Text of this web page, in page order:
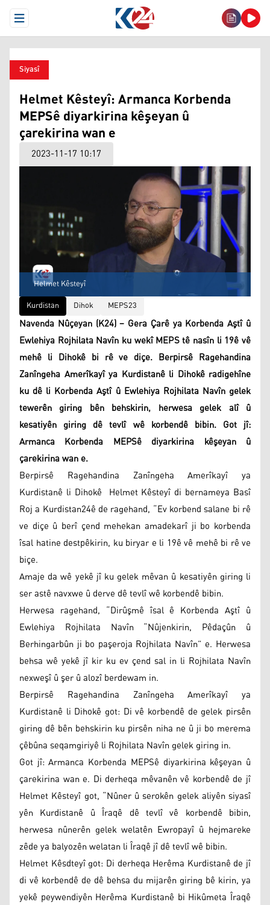
Open Menu
Siyasî
Helmet Kêsteyî: Armanca Korbenda
MEPSê diyarkirina kêşeyan û
çarekirina wan e
2023-11-17 10:17
Helmet Kêsteyî
Kurdistan
Dihok MEPS23
Navenda Nûçeyan (K24) – Gera Çarê ya Korbenda Aştî û
Ewlehiya Rojhilata Navîn ku wekî MEPS tê nasîn li 19ê vê
mehê li Dihokê bi rê ve diçe. Berpirsê Ragehandina
Zanîngeha Amerîkayî ya Kurdistanê li Dihokê radigehîne
ku dê li Korbenda Aştî û Ewlehiya Rojhilata Navîn gelek
tewerên giring bên behskirin, herwesa gelek alî û
kesatiyên giring dê tevlî wê korbendê bibin. Got jî:
Armanca Korbenda MEPSê diyarkirina kêşeyan û
çarekirina wan e.
Berpirsê Ragehandina Zanîngeha Amerîkayî ya
Kurdistanê li Dihokê Helmet Kêsteyî di bernameya Basî
Roj a Kurdistan24ê de ragehand, “Ev korbend salane bi rê
ve diçe û berî çend mehekan amadekarî ji bo korbenda
îsal hatine destpêkirin, ku biryar e li 19ê vê mehê bi rê ve
biçe.
Amaje da wê yekê jî ku gelek mêvan û kesatiyên giring li
ser astê navxwe û derve dê tevlî wê korbendê bibin.
Herwesa ragehand, “Dirûşmê îsal ê Korbenda Aştî û
Ewlehiya Rojhilata Navîn “Nûjenkirin, Pêdaçûn û
Berhingarbûn ji bo paşeroja Rojhilata Navîn” e. Herwesa
behsa wê yekê jî kir ku ev çend sal in li Rojhilata Navîn
nexweşî û şer û alozî berdewam in.
Berpirsê Ragehandina Zanîngeha Amerîkayî ya
Kurdistanê li Dihokê got: Di vê korbendê de gelek pirsên
giring dê bên behskirin ku pirsên niha ne û ji bo merema
çêbûna seqamgiriyê li Rojhilata Navîn gelek giring in.
Got jî: Armanca Korbenda MEPSê diyarkirina kêşeyan û
çarekirina wan e. Di derheqa mêvanên vê korbendê de jî
Helmet Kêsteyî got, “Nûner û serokên gelek aliyên siyasî
yên Kurdistanê û Îraqê dê tevlî vê korbendê bibin,
herwesa nûnerên gelek welatên Ewropayî û hejmareke
zêde ya balyozên welatan li Îraqê jî dê tevlî wê bibin.
Helmet Kêsdteyî got: Di derheqa Herêma Kurdistanê de jî
di vê korbendê de dê behsa du mijarên giring bê kirin, ya
yekê peywendiyên Herêma Kurdistanê bi Hikûmeta Îraqê